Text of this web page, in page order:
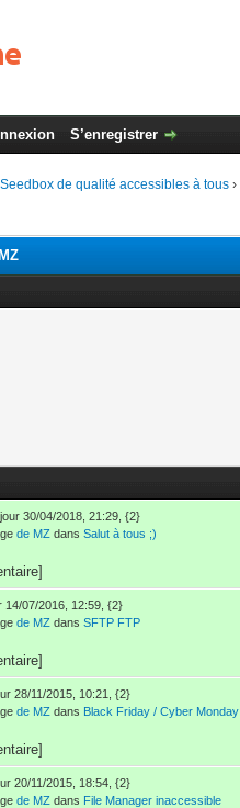
S’enregistrer
de qualité accessibles à tous ›
30/04/2018, 21:29, {2}
de MZ dansSalut à tous ;)
14/07/2016, 12:59, {2}
de MZ dansSFTP FTP
28/11/2015, 10:21, {2}
de MZ dans Black Friday / Cyber Monday
20/11/2015, 18:54, {2}
de MZ dans File Manager inaccessible